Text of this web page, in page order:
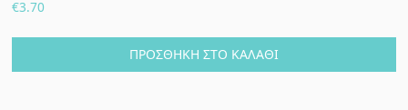
€3.70
ΠΡΟΣΘΉΚΗ ΣΤΟ ΚΑΛΆΘΙ